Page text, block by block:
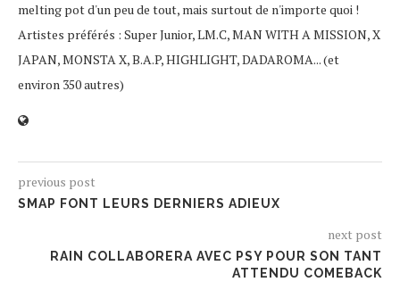
melting pot d'un peu de tout, mais surtout de n'importe quoi !
Artistes préférés : Super Junior, LM.C, MAN WITH A MISSION, X
JAPAN, MONSTA X, B.A.P, HIGHLIGHT, DADAROMA... (et
environ 350 autres)
previous post
SMAP FONT LEURS DERNIERS ADIEUX
next post
RAIN COLLABORERA AVEC PSY POUR SON TANT
ATTENDU COMEBACK